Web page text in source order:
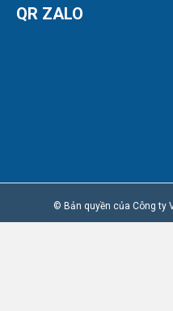
QR ZALO
© Bản quyền của Công ty